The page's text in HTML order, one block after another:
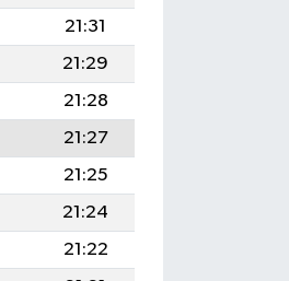
21:31
21:29
21:28
21:27
21:25
21:24
21:22